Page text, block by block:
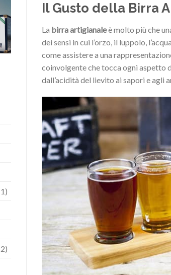
Il Gusto della Birra
La birra artigianaleè molto più che
dei sensi in cui l’orzo, il luppolo,
come assistere a una
coinvolgente che tocca ogni aspetto
dall’acidità del lievito ai sapori e